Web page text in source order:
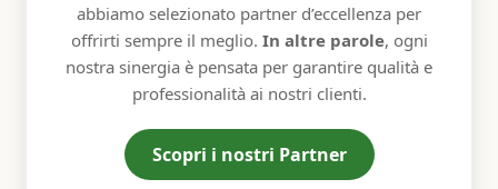
abbiamo selezionato partner d’eccellenza per
offrirti sempre il meglio. In altre parole, ogni
nostra sinergia è pensata per garantire qualità e
professionalità ai nostri clienti.
Scopri i nostri Partner